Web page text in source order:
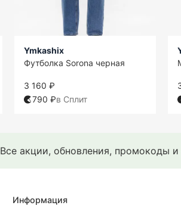
Ymkashix
Футболка Sorona черная
3 160 ₽
790 ₽в Сплит
Все акции, обновления, промокоды
Информация